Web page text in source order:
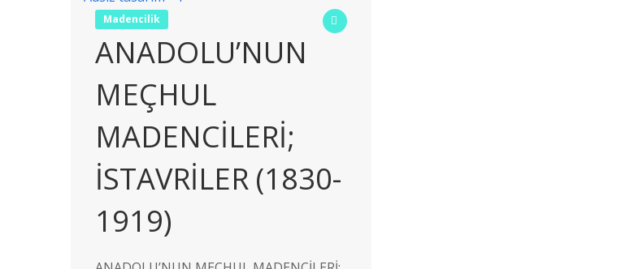
Madencilik
ANADOLU’NUN
MEÇHUL
MADENCİLERİ;
İSTAVRİLER (1830-
1919)